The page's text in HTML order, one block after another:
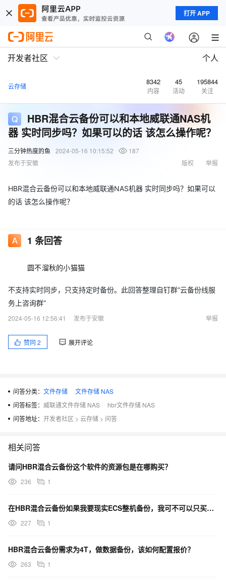
打开 APP
开发者社区 个人
云存储 8342
内容
45
活动
195844
关注
HBR混合云备份可以和本地威联通NAS机
器 实时同步吗？如果可以的话 该怎么操作呢？
三分钟热度的鱼 2024-05-16 10:15:52
187
发布于安徽
举报
版权
HBR混合云备份可以和本地威联通NAS机器 实时同步吗？如果可以
的话 该怎么操作呢？
1 条回答
圆不溜秋的小猫猫
不支持实时同步，只支持定时备份。此回答整理自钉群“云备份线服
务上咨询群”
2024-05-16 12:56:41
发布于安徽 举报
赞同 2 展开评论
问答分类： 文件存储
文件存储 NAS
问答标签： 威联通文件存储 NAS
hbr文件存储 NAS
问答地址： 开发者社区 > 云存储 > 问答
相关问答
请问HBR混合云备份这个软件的资源包是在哪购买？
236 1
在HBR混合云备份如果我要现实ECS整机备份，我可不可以只买OSS资源包而不用买？
227 1
HBR混合云备份需求为4T，做数据备份，该如何配置报价？
263 1